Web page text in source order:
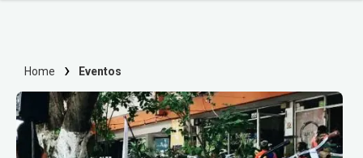
Home Eventos